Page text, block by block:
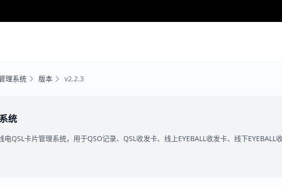
理系统 版本 v2.2.3
统
QSL卡片管理系统，用于QSO记录、QSL收发卡、线上EYEBALL收发卡、线下EYEBALL